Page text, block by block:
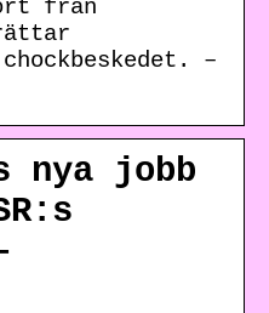
från
–
nya jobb